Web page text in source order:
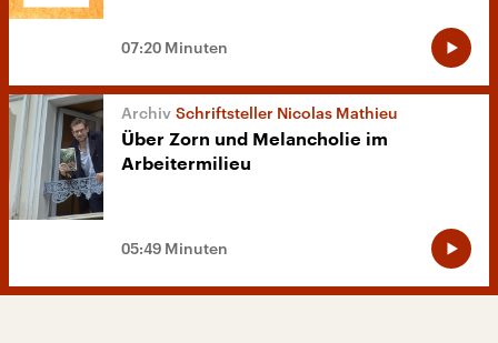
07:20 Minuten
Schriftsteller Nicolas Mathieu
Über Zorn und Melancholie im
Arbeitermilieu
05:49 Minuten